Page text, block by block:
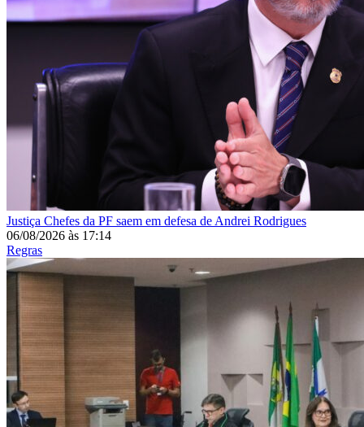
Justiça Chefes da PF saem em defesa de Andrei Rodrigues
06/08/2026 às 17:14
Regras